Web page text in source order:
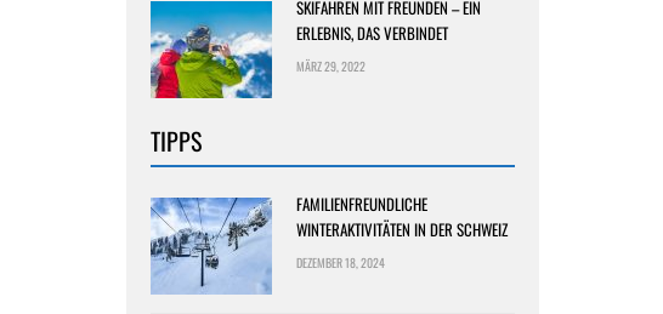
SKIFAHREN MIT FREUNDEN – EIN
ERLEBNIS, DAS VERBINDET
MÄRZ 29, 2022
TIPPS
FAMILIENFREUNDLICHE
WINTERAKTIVITÄTEN IN DER SCHWEIZ
DEZEMBER 18, 2024